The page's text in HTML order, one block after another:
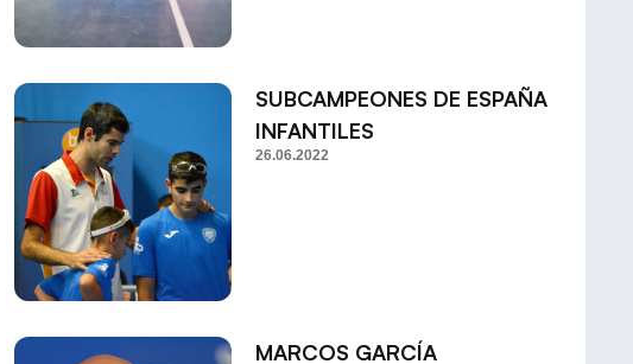
SUBCAMPEONES DE ESPAÑA
INFANTILES
26.06.2022
MARCOS GARCÍA